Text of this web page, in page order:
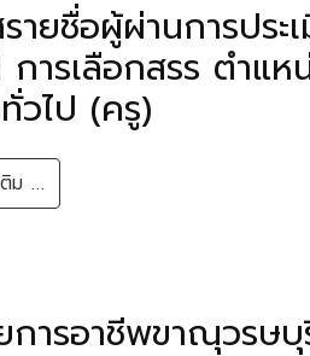
ายชื่อผู้ผ่านการประ
การเลือกสรร ตำแ
วไป (ครู)
ติม …
การอาชีพขาณุวรษบุ